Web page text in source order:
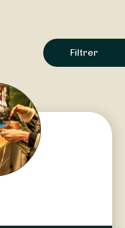
Filtrer